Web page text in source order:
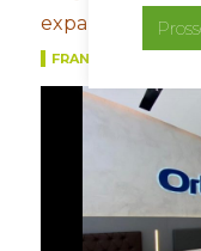
expansão na
FRANQUIAS